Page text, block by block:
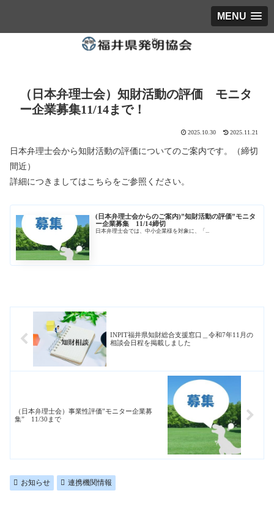
MENU
（日本弁理士会）知財活動の評価 モニタ
ー企業募集11/14まで！
2025.10.30 2025.11.21
日本弁理士会から知財活動の評価についてのご案内です。（締切
間近）
詳細につきましてはこちらをご参照ください。
(日本弁理士会からのご案内)”知財活動の評価”モニタ
ー企業募集 11/14締切
日本弁理士会では、中小企業様を対象に、「...
INPIT福井県知財総合支援窓口＿令和7年11月の
相談会日程を掲載しました
（日本弁理士会）事業性評価”モニター企業募
集” 11/30まで
お知らせ 連携機関情報